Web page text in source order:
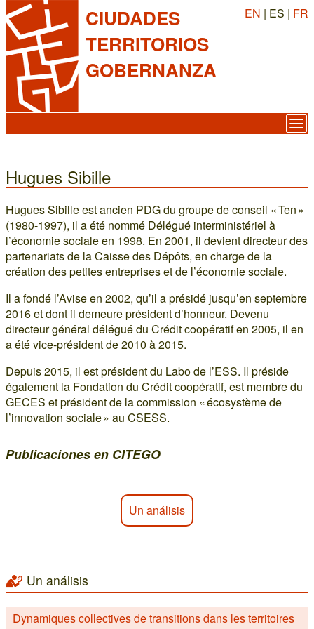
CIUDADES
TERRITORIOS
GOBERNANZA
EN | ES | FR
Hugues Sibille
Hugues Sibille est ancien PDG du groupe de conseil « Ten »
(1980-1997), il a été nommé Délégué interministériel à
l’économie sociale en 1998. En 2001, il devient directeur des
partenariats de la Caisse des Dépôts, en charge de la
création des petites entreprises et de l’économie sociale.
Il a fondé l’Avise en 2002, qu’il a présidé jusqu’en septembre
2016 et dont il demeure président d’honneur. Devenu
directeur général délégué du Crédit coopératif en 2005, il en
a été vice-président de 2010 à 2015.
Depuis 2015, il est président du Labo de l’ESS. Il préside
également la Fondation du Crédit coopératif, est membre du
GECES et président de la commission « écosystème de
l’innovation sociale » au CSESS.
Publicaciones en CITEGO
Un análisis
Un análisis
Dynamiques collectives de transitions dans les territoires